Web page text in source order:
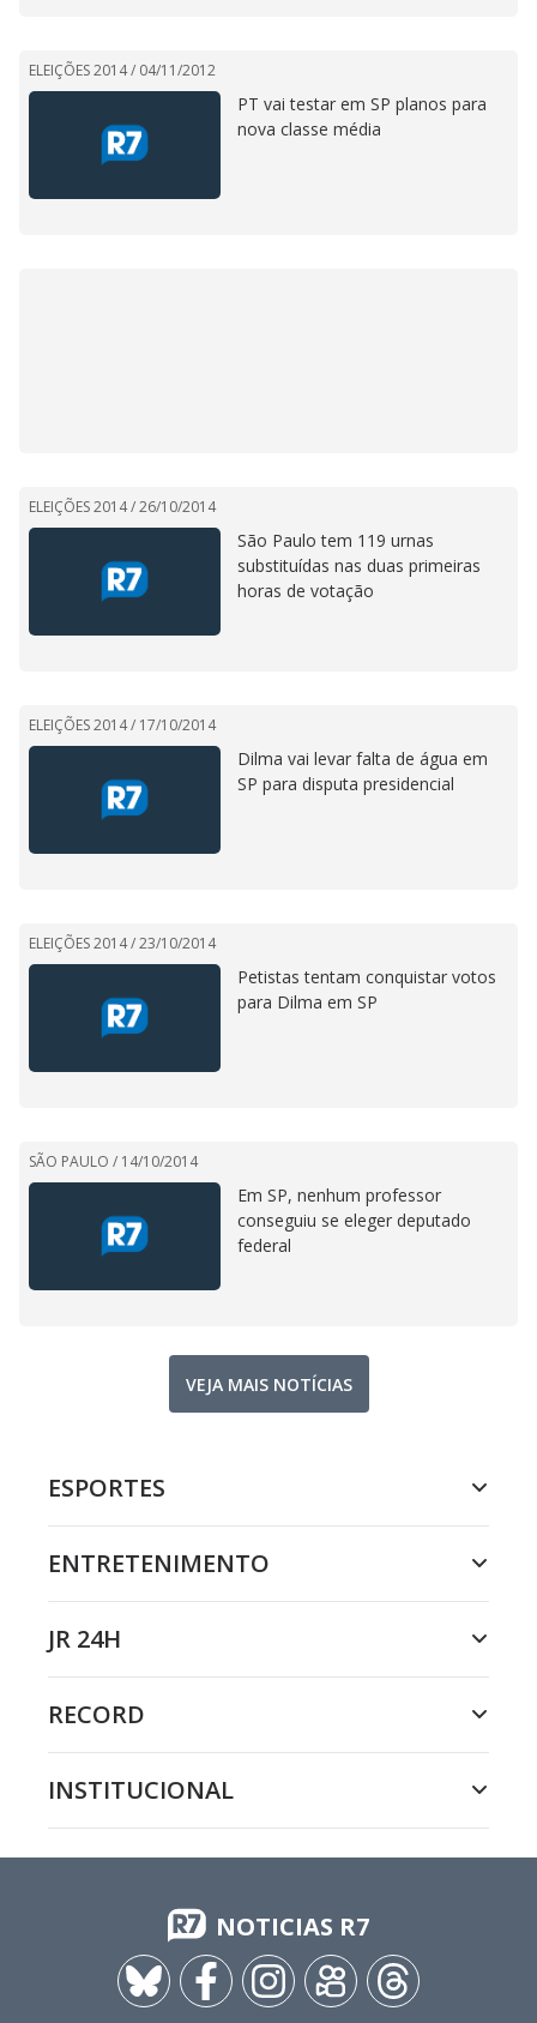
ELEIÇÕES 2014 / 04/11/2012
PT vai testar em SP planos para
nova classe média
ELEIÇÕES 2014 /26/10/2014
São Paulo tem 119 urnas
substituídas nas duas primeiras
horas de votação
ELEIÇÕES 2014 / 17/10/2014
Dilma vai levar falta de água em
SP para disputa presidencial
ELEIÇÕES 2014 /23/10/2014
Petistas tentam conquistar votos
para Dilma em SP
SÃO PAULO / 14/10/2014
Em SP, nenhum professor
conseguiu se eleger deputado
federal
VEJA MAIS NOTÍCIAS
ESPORTES
ENTRETENIMENTO
JR 24H
RECORD
INSTITUCIONAL
NOTICIAS R7